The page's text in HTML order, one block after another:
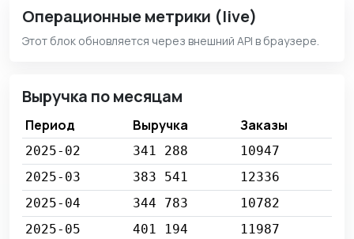
Операционные метрики (live)
Этот блок обновляется через внешний API в браузере.
Выручка по месяцам
Период Выручка Заказы
2025-02 341 288
10947
2025-03
383 541
12336
2025-04
344 783
10782
2025-05
401 194
11987